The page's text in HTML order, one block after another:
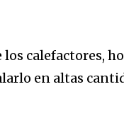
calefactores,
en altas